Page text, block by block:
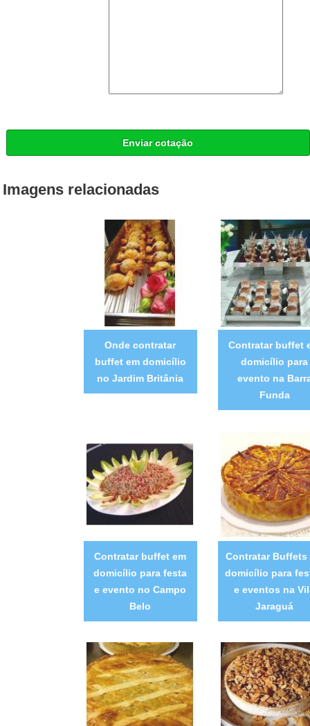
Enviar cotação
Imagens relacionadas
Onde contratar
buffet em domicílio
no Jardim Britânia
Contratar buffet
domicílio para
evento na
Funda
Contratar buffet em
domicílio para festa
e evento no Campo
Belo
Contratar Buffets
domicílio para
e eventos na
Jaraguá